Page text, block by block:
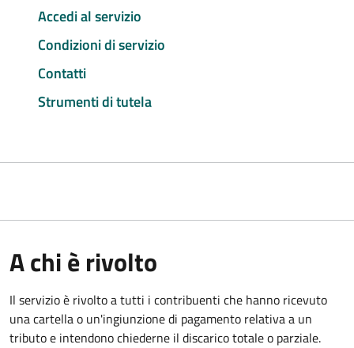
Accedi al servizio
Condizioni di servizio
Contatti
Strumenti di tutela
A chi è rivolto
Il servizio è rivolto a tutti i contribuenti che hanno ricevuto
una cartella o un'ingiunzione di pagamento relativa a un
tributo e intendono chiederne il discarico totale o parziale.